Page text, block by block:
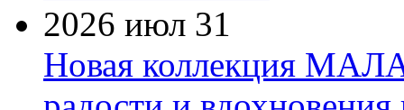
2026 июл 31
Новая коллекция